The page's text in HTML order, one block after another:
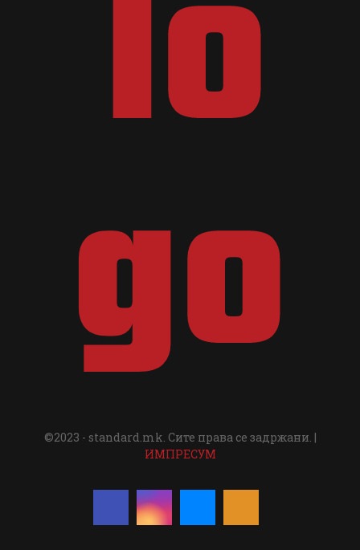
©2023 - standard.mk. Сите права се задржани. |
ИМПРЕСУМ